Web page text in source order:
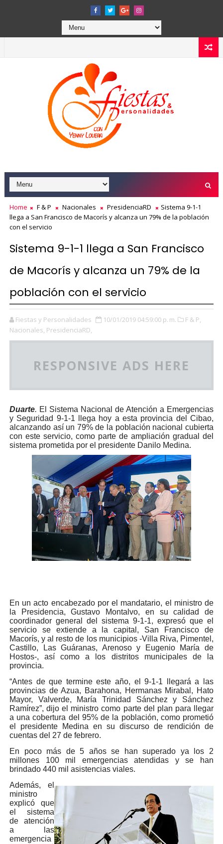
Home F & P Nacionales PresidenciaRD
Sistema 9-1-1
llega a San Francisco de Macorís y alcanza un 79% de la población
con el servicio
Sistema 9-1-1 llega a San Francisco
de Macorís y alcanza un 79% de la
población con el servicio
Fiestas y Personalidades 10/01/2019 04:59:00 p. m.
F & P,
Nacionales, PresidenciaRD,
RESPONSIVE ADS HERE
Duarte. El Sistema Nacional de Atención a Emergencias
y Seguridad 9-1-1 llega hoy a esta provincia del Cibao,
alcanzando así un 79% de la población nacional cubierta
con este servicio, como parte de ampliación gradual del
sistema prometida por el presidente Danilo Medina.
En un acto encabezado por el mandatario, el ministro de
la Presidencia, Gustavo Montalvo, en su calidad de
coordinador general del sistema 9-1-1, expresó que el
servicio se extiende a la capital, San Francisco de
Macorís, y al resto de los municipios -Villa Riva, Pimentel,
Castillo, Las Guáranas, Arenoso y Eugenio María de
Hostos-, así como a los distritos municipales de la
provincia.
“Antes de que termine este año, el 9-1-1 llegará a las
provincias de Azua, Barahona, Hermanas Mirabal, Hato
Mayor, Valverde, María Trinidad Sánchez y Sánchez
Ramírez”, dijo el ministro como parte del plan para llegar
a una cobertura del 95% de la población, como prometió
el presidente Medina en su discurso de rendición de
cuentas del 27 de febrero.
En poco más de 5 años se han superado ya los 2
millones 100 mil emergencias atendidas y se han
brindado 440 mil asistencias viales.
Además, el
ministro
explicó que
el sistema
de atención
a las
emergencia